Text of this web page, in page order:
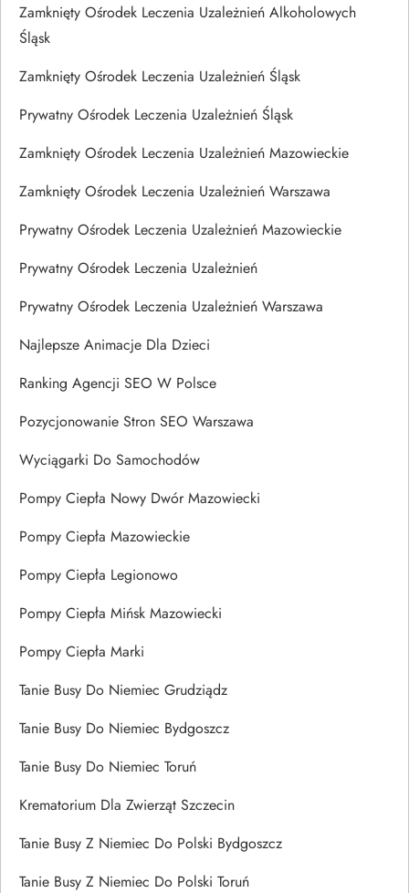
Zamknięty Ośrodek Leczenia Uzależnień Alkoholowych
Śląsk
Zamknięty Ośrodek Leczenia Uzależnień Śląsk
Prywatny Ośrodek Leczenia Uzależnień Śląsk
Zamknięty Ośrodek Leczenia Uzależnień Mazowieckie
Zamknięty Ośrodek Leczenia Uzależnień Warszawa
Prywatny Ośrodek Leczenia Uzależnień Mazowieckie
Prywatny Ośrodek Leczenia Uzależnień
Prywatny Ośrodek Leczenia Uzależnień Warszawa
Najlepsze Animacje Dla Dzieci
Ranking Agencji SEO W Polsce
Pozycjonowanie Stron SEO Warszawa
Wyciągarki Do Samochodów
Pompy Ciepła Nowy Dwór Mazowiecki
Pompy Ciepła Mazowieckie
Pompy Ciepła Legionowo
Pompy Ciepła Mińsk Mazowiecki
Pompy Ciepła Marki
Tanie Busy Do Niemiec Grudziądz
Tanie Busy Do Niemiec Bydgoszcz
Tanie Busy Do Niemiec Toruń
Krematorium Dla Zwierząt Szczecin
Tanie Busy Z Niemiec Do Polski Bydgoszcz
Tanie Busy Z Niemiec Do Polski Toruń